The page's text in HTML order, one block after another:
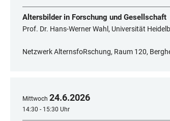
Altersbilder in Forschung und Gesellschaft
Prof. Dr. Hans-Werner Wahl, Universität
Netzwerk AlternsfoRschung, Raum 120,
Mittwoch 24.6.2026
14:30 - 15:30 Uhr